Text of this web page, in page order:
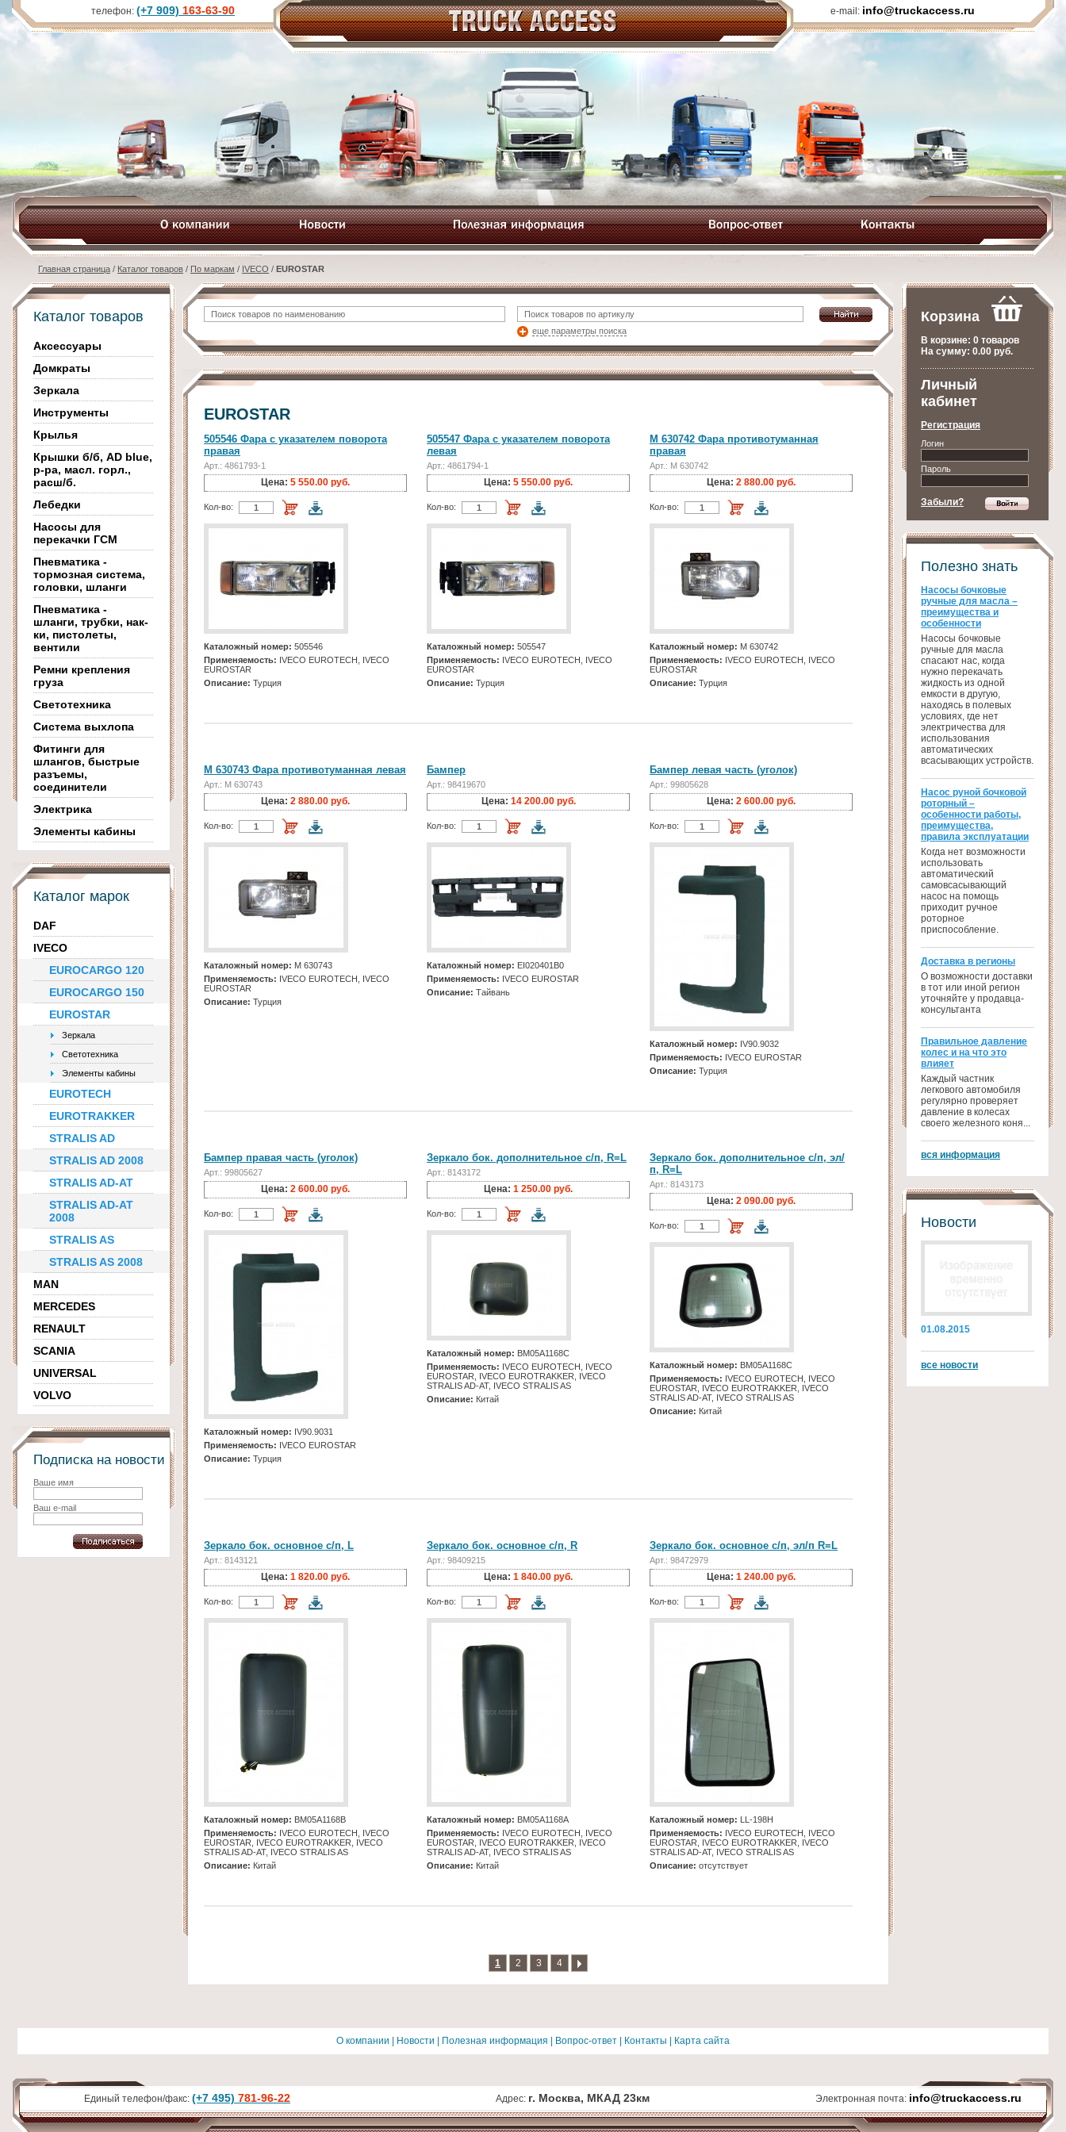
Главная страница / Каталог товаров / По маркам / IVECO / EUROSTAR
Каталог товаров
Аксессуары
Домкраты
Зеркала
Инструменты
Крылья
Крышки б/б, AD blue,
р-ра, масл. горл.,
расш/б.
Лебедки
Насосы для
перекачки ГСМ
Пневматика -
тормозная система,
головки, шланги
Пневматика -
шланги, трубки, нак-
ки, пистолеты,
вентили
Ремни крепления
груза
Светотехника
Система выхлопа
Фитинги для
шлангов, быстрые
разъемы,
соединители
Электрика
Элементы кабины
Каталог марок
DAF
IVECO
EUROCARGO 120
EUROCARGO 150
EUROSTAR
Зеркала
Светотехника
Элементы кабины
EUROTECH
EUROTRAKKER
STRALIS AD
STRALIS AD 2008
STRALIS AD-AT
STRALIS AD-AT
2008
STRALIS AS
STRALIS AS 2008
MAN
MERCEDES
RENAULT
SCANIA
UNIVERSAL
VOLVO
Подписка на новости
Ваше имя
Ваш e-mail
еще параметры поиска
EUROSTAR
505546 Фара с указателем поворота
правая
Арт.: 4861793-1
Цена: 5 550.00 руб.
Кол-во:
Каталожный номер: 505546
Применяемость: IVECO EUROTECH, IVECO
EUROSTAR
Описание: Турция
505547 Фара с указателем поворота
левая
Арт.: 4861794-1
Цена: 5 550.00 руб.
Кол-во:
Каталожный номер: 505547
Применяемость: IVECO EUROTECH, IVECO
EUROSTAR
Описание: Турция
M 630742 Фара противотуманная
правая
Арт.: M 630742
Цена: 2 880.00 руб.
Кол-во:
Каталожный номер: M 630742
Применяемость: IVECO EUROTECH, IVECO
EUROSTAR
Описание: Турция
M 630743 Фара противотуманная левая
Арт.: M 630743
Цена: 2 880.00 руб.
Кол-во:
Каталожный номер: M 630743
Применяемость: IVECO EUROTECH, IVECO
EUROSTAR
Описание: Турция
Бампер
Арт.: 98419670
Цена: 14 200.00 руб.
Кол-во:
Каталожный номер: EI020401B0
Применяемость: IVECO EUROSTAR
Описание: Тайвань
Бампер левая часть (уголок)
Арт.: 99805628
Цена: 2 600.00 руб.
Кол-во:
Каталожный номер: IV90.9032
Применяемость: IVECO EUROSTAR
Описание: Турция
Бампер правая часть (уголок)
Арт.: 99805627
Цена: 2 600.00 руб.
Кол-во:
Каталожный номер: IV90.9031
Применяемость: IVECO EUROSTAR
Описание: Турция
Зеркало бок. дополнительное с/п, R=L
Арт.: 8143172
Цена: 1 250.00 руб.
Кол-во:
Каталожный номер: BM05A1168C
Применяемость: IVECO EUROTECH, IVECO
EUROSTAR, IVECO EUROTRAKKER, IVECO
STRALIS AD-AT, IVECO STRALIS AS
Описание: Китай
Зеркало бок. дополнительное с/п, эл/
п, R=L
Арт.: 8143173
Цена: 2 090.00 руб.
Кол-во:
Каталожный номер: BM05A1168C
Применяемость: IVECO EUROTECH, IVECO
EUROSTAR, IVECO EUROTRAKKER, IVECO
STRALIS AD-AT, IVECO STRALIS AS
Описание: Китай
Зеркало бок. основное с/п, L
Арт.: 8143121
Цена: 1 820.00 руб.
Кол-во:
Каталожный номер: BM05A1168B
Применяемость: IVECO EUROTECH, IVECO
EUROSTAR, IVECO EUROTRAKKER, IVECO
STRALIS AD-AT, IVECO STRALIS AS
Описание: Китай
Зеркало бок. основное с/п, R
Арт.: 98409215
Цена: 1 840.00 руб.
Кол-во:
Каталожный номер: BM05A1168A
Применяемость: IVECO EUROTECH, IVECO
EUROSTAR, IVECO EUROTRAKKER, IVECO
STRALIS AD-AT, IVECO STRALIS AS
Описание: Китай
Зеркало бок. основное с/п, эл/п R=L
Арт.: 98472979
Цена: 1 240.00 руб.
Кол-во:
Каталожный номер: LL-198Н
Применяемость: IVECO EUROTECH, IVECO
EUROSTAR, IVECO EUROTRAKKER, IVECO
STRALIS AD-AT, IVECO STRALIS AS
Описание: отсутствует
1 2 3 4
Корзина
В корзине: 0 товаров
На сумму: 0.00 руб.
Личный
кабинет
Регистрация
Логин
Пароль
Забыли?
Полезно знать
Насосы бочковые
ручные для масла –
преимущества и
особенности
Насосы бочковые
ручные для масла
спасают нас, когда
нужно перекачать
жидкость из одной
емкости в другую,
находясь в полевых
условиях, где нет
электричества для
использования
автоматических
всасывающих устройств.
Насос руной бочковой
роторный –
особенности работы,
преимущества,
правила эксплуатации
Когда нет возможности
использовать
автоматический
самовсасывающий
насос на помощь
приходит ручное
роторное
приспособление.
Доставка в регионы
О возможности доставки
в тот или иной регион
уточняйте у продавца-
консультанта
Правильное давление
колес и на что это
влияет
Каждый частник
легкового автомобиля
регулярно проверяет
давление в колесах
своего железного коня...
вся информация
Новости
01.08.2015
все новости
О компании Новости Полезная информация Вопрос-ответ Контакты Карта сайта
Единый телефон/факс: (+7 495) 781-96-22 Электронная почта: info@truckaccess.ru
Адрес: г. Москва, МКАД 23км
телефон: (+7 909) 163-63-90 e-mail: info@truckaccess.ru